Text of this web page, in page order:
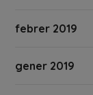
febrer 2019
gener 2019